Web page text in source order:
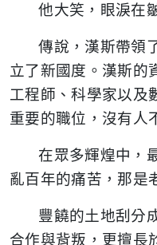
他大笑，眼淚在
傳說，漢斯帶領
立了新國度。漢斯的
工程師、科學家以及
重要的職位，沒有人
在眾多輝煌中，
亂百年的痛苦，那是
豐饒的土地刮分
合作與背叛，更擅長